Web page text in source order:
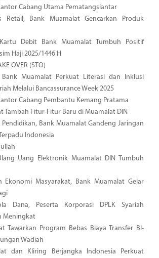
Cabang Utama Pematangsiantar
Retail, Bank Muamalat Gencarkan Produk
Debit Bank Muamalat Tumbuh Positif
Haji 2025/1446 H
OVER (STO)
Muamalat Perkuat Literasi dan Inklusi
Melalui Bancassurance Week 2025
Cabang Pembantu Kemang Pratama
Tambah Fitur-Fitur Baru di Muamalat DIN
Bank Muamalat Gandeng Jaringan
Indonesia
Uang Elektronik Muamalat DIN Tumbuh
Ekonomi Masyarakat, Bank Muamalat Gelar
Dana, Peserta Korporasi DPLK Syariah
Meningkat
Tawarkan Program Bebas Biaya Transfer BI-
Wadiah
dan Kliring Berjangka Indonesia Perkuat